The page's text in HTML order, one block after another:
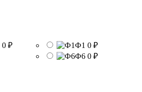
0 ₽ Ф1 0 ₽
Ф6 0 ₽